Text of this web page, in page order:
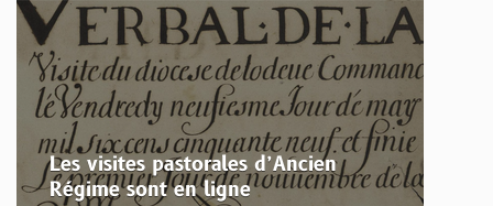
Les visites pastorales d’Ancien
Régime sont en ligne